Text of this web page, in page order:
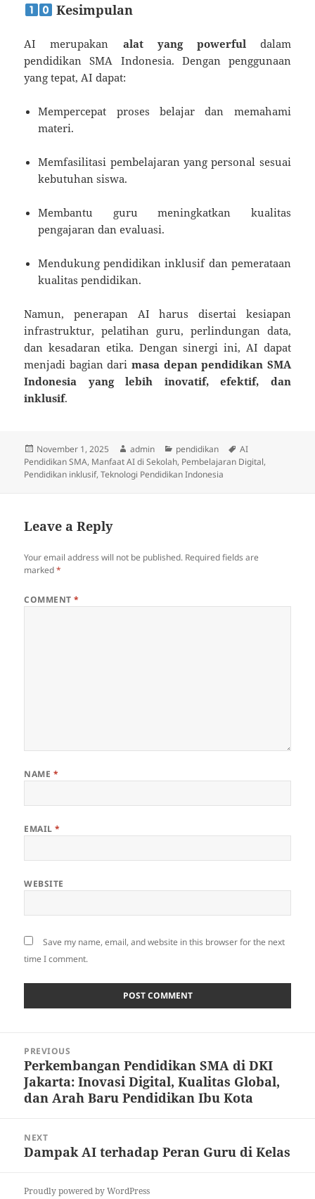
Kesimpulan
AI merupakan alat yang powerfuldalam
pendidikan SMA Indonesia. Dengan penggunaan
yang tepat, AI dapat:
Mempercepat proses belajar dan memahami
materi.
Memfasilitasi pembelajaran yang personal sesuai
kebutuhan siswa.
Membantu guru meningkatkan kualitas
pengajaran dan evaluasi.
Mendukung pendidikan inklusif dan pemerataan
kualitas pendidikan.
Namun, penerapan AI harus disertai kesiapan
infrastruktur, pelatihan guru, perlindungan data,
dan kesadaran etika. Dengan sinergi ini, AI dapat
menjadi bagian dari masa depan pendidikan SMA
Indonesia yang lebih inovatif, efektif, dan
inklusif.
Posted
on
November 1, 2025 Author
admin Categories
pendidikan Tags
AI
Pendidikan SMA, Manfaat AI di Sekolah, Pembelajaran Digital,
Pendidikan inklusif,Teknologi Pendidikan Indonesia
Leave a Reply
Your email address will not be published. Required fields are
marked*
COMMENT*
NAME *
EMAIL*
WEBSITE
Save my name, email, and website in this browser for the next
time I comment.
navigation
PREVIOUS
Previous
post:
Perkembangan Pendidikan SMA di DKI
Jakarta: Inovasi Digital, Kualitas Global,
dan Arah Baru Pendidikan Ibu Kota
NEXT
Next
Dampak AI terhadap Peran Guru di Kelas
Proudly powered by WordPress